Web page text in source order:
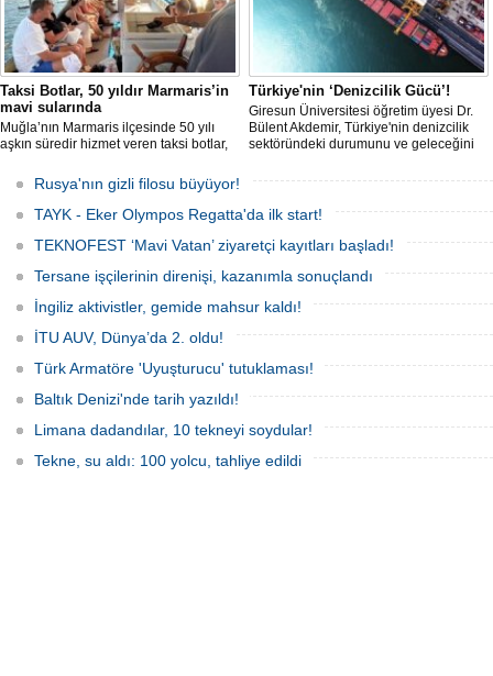
Taksi Botlar, 50 yıldır Marmaris’in
mavi sularında
Muğla’nın Marmaris ilçesinde 50 yılı
aşkın süredir hizmet veren taksi botlar,
amacıyla kullanılmaya devam ediyor.
Türkiye'nin ‘Denizcilik Gücü’!
Giresun Üniversitesi öğretim üyesi Dr.
Bülent Akdemir, Türkiye'nin denizcilik
sektöründeki durumunu ve geleceğini
Rusya'nın gizli filosu büyüyor!
TAYK - Eker Olympos Regatta'da ilk start!
TEKNOFEST ‘Mavi Vatan’ ziyaretçi kayıtları başladı!
Tersane işçilerinin direnişi, kazanımla sonuçlandı
İngiliz aktivistler, gemide mahsur kaldı!
İTU AUV, Dünya’da 2. oldu!
Türk Armatöre 'Uyuşturucu' tutuklaması!
Baltık Denizi'nde tarih yazıldı!
Limana dadandılar, 10 tekneyi soydular!
Tekne, su aldı: 100 yolcu, tahliye edildi